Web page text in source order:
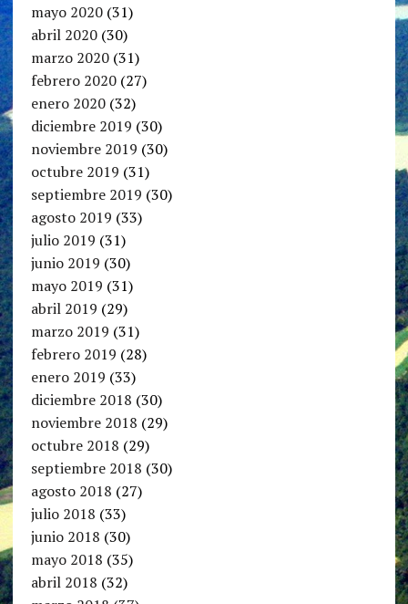
mayo 2020(31)
abril 2020(30)
marzo 2020(31)
febrero 2020(27)
enero 2020(32)
diciembre 2019 (30)
noviembre 2019 (30)
octubre 2019 (31)
septiembre 2019 (30)
agosto 2019 (33)
julio 2019 (31)
junio 2019 (30)
mayo 2019 (31)
abril 2019 (29)
marzo 2019 (31)
febrero 2019 (28)
enero 2019 (33)
diciembre 2018 (30)
noviembre 2018 (29)
octubre 2018 (29)
septiembre 2018 (30)
agosto 2018 (27)
julio 2018 (33)
junio 2018 (30)
mayo 2018 (35)
abril 2018 (32)